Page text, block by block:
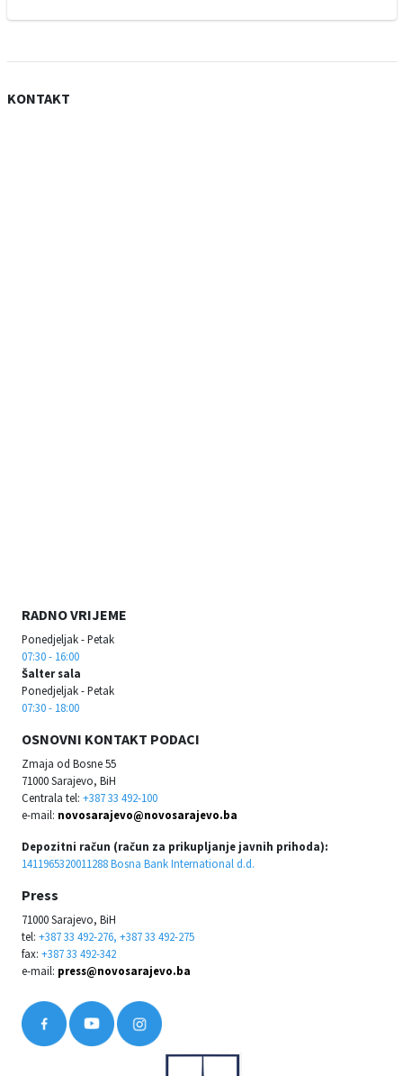
KONTAKT
RADNO VRIJEME
Ponedjeljak - Petak
07:30 - 16:00
Šalter sala
Ponedjeljak - Petak
07:30 - 18:00
OSNOVNI KONTAKT PODACI
Zmaja od Bosne 55
71000 Sarajevo, BiH
Centrala tel: +387 33 492-100
e-mail: novosarajevo@novosarajevo.ba
Depozitni račun (račun za prikupljanje javnih prihoda):
1411965320011288 Bosna Bank International d.d.
Press
71000 Sarajevo, BiH
tel: +387 33 492-276, +387 33 492-275
fax: +387 33 492-342
e-mail: press@novosarajevo.ba